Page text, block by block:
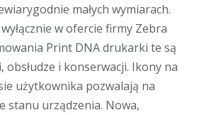
małych wymiarach.
w ofercie firmy Zebra
Print DNA drukarki te są
obsłudze i konserwacji. Ikony na
użytkownika pozwalają na
stanu urządzenia. Nowa,